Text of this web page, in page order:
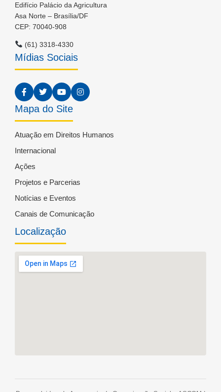
Edifício Palácio da Agricultura
Asa Norte – Brasília/DF
CEP: 70040-908
(61) 3318-4330
Mídias Sociais
Mapa do Site
Atuação em Direitos Humanos
Internacional
Ações
Projetos e Parcerias
Notícias e Eventos
Canais de Comunicação
Localização